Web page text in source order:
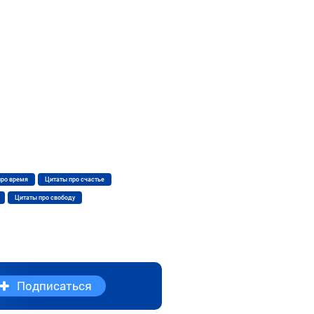
время Цитаты про счастье
Цитаты про свободу
Подписаться